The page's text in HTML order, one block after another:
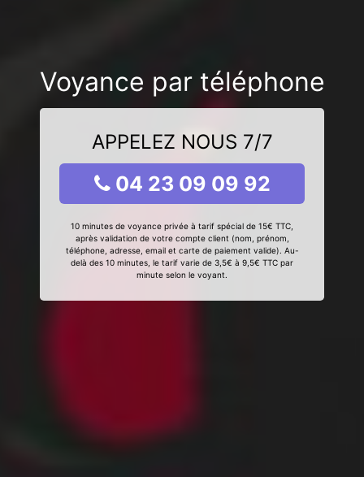
Voyance par téléphone
APPELEZ NOUS 7/7
04 23 09 09 92
10 minutes de voyance privée à tarif spécial de 15€ TTC,
après validation de votre compte client (nom, prénom,
téléphone, adresse, email et carte de paiement valide). Au-
delà des 10 minutes, le tarif varie de 3,5€ à 9,5€ TTC par
minute selon le voyant.